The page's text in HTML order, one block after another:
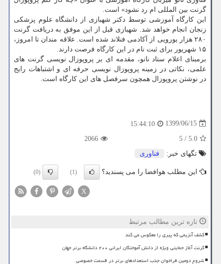
گرنت بین المللی ام رد نشود» است.
این کارگاه آموزشی توسط دکتر شهبازی از دانشگاه علوم پزشکی
زنجان انجام خواهد شد. شهبازی قبل از این موفق به دریافت گرنت
۲۸۰ هزار یورویی از آکادمی فنلاند شده است. علاقه مندان تا امروز،
۱۵ شهریور برای ثبت نام در این کارگاه فرصت دارند.
برمبنای اعلام ستاد نانو، مقدمه ای بر پروپوزال نویسی گرنت های
علمی، نکاتی در زمینه پروپوزال نویسی حرفه ای و اشتباهات رایج
در نوشتن پروپوزال همچون سرفصل های این کارگاه است.
1399/06/15
15:44:10
5.0
/
5
2066
تگهای خبر:
فناوری
این مطلب هوافضا را می پسندید؟ (1)
(0)
X
تازه ترین مطالب مرتبط
کشف آنزیمی که پیری را معکوس می کند
گرنت آغاز حمایتی ویژه از دانش آموختگان ایرانی ۲۰۰ دانشگاه برتر جهان
شروع دومین فراخوان جذب استعدادهای برتر در قسمت خصوصی